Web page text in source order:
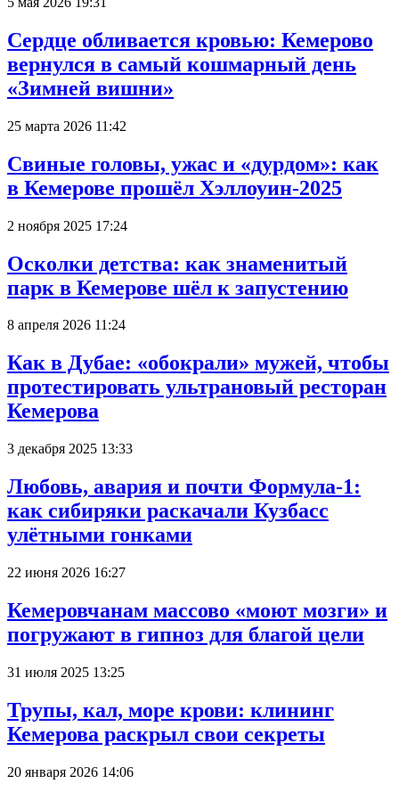
Сердце обливается кровью: Кемерово
вернулся в самый кошмарный день
«Зимней вишни»
25 марта 2026 11:42
Свиные головы, ужас и «дурдом»: как
в Кемерове прошёл Хэллоуин-2025
2 ноября 2025 17:24
Осколки детства: как знаменитый
парк в Кемерове шёл к запустению
8 апреля 2026 11:24
Как в Дубае: «обокрали» мужей, чтобы
протестировать ультрановый ресторан
Кемерова
3 декабря 2025 13:33
Любовь, авария и почти Формула-1:
как сибиряки раскачали Кузбасс
улётными гонками
22 июня 2026 16:27
Кемеровчанам массово «моют мозги» и
погружают в гипноз для благой цели
31 июля 2025 13:25
Трупы, кал, море крови: клининг
Кемерова раскрыл свои секреты
20 января 2026 14:06